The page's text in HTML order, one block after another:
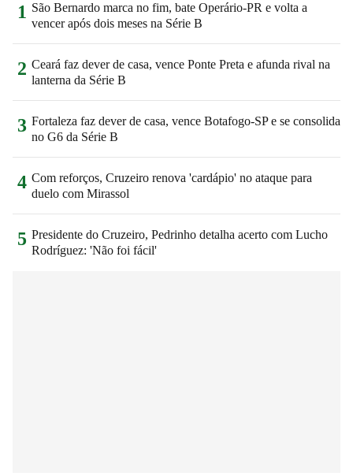
1 São Bernardo marca no fim, bate Operário-PR e volta a
vencer após dois meses na Série B
2 Ceará faz dever de casa, vence Ponte Preta e afunda rival na
lanterna da Série B
3 Fortaleza faz dever de casa, vence Botafogo-SP e se consolida
no G6 da Série B
4 Com reforços, Cruzeiro renova 'cardápio' no ataque para
duelo com Mirassol
5 Presidente do Cruzeiro, Pedrinho detalha acerto com Lucho
Rodríguez: 'Não foi fácil'